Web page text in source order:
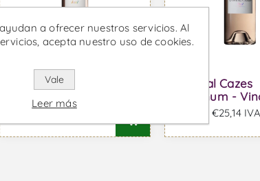
L'Ostal Cazes - Vino
Rose
L'Ostal Cazes
Magnum -
Desde €25,14
a ofrecer nuestros servicios. Al
acepta nuestro uso de cookies.
Vale
Leer más